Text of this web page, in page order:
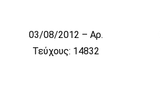
03/08/2012 – Αρ.
Τεύχους: 14832